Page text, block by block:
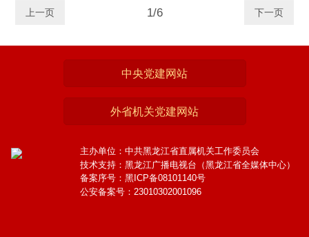
上一页 1/6 下一页
中央党建网站
外省机关党建网站
主办单位：中共黑龙江省直属机关工作委员会
技术支持：黑龙江广播电视台（黑龙江省全媒体中心）
备案序号：黑ICP备08101140号
公安备案号：23010302001096